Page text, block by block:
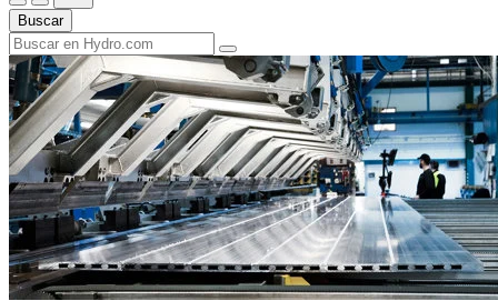
Buscar